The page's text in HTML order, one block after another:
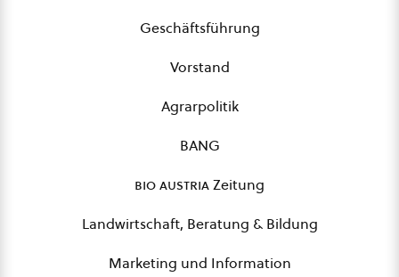
Geschäftsführung
Vorstand
Agrarpolitik
BANG
bio austriaZeitung
Landwirtschaft, Beratung & Bildung
Marketing und Information